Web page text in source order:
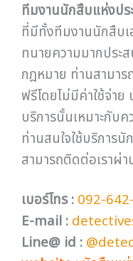
ทีมงานนักสืบแห่งปร
ที่มีทั้งทีมงานนักสืบ
ทนายความมากประ
กฎหมาย ท่านสามา
ฟรีโดยไม่มีค่าใช้จ่าย
บริการนั้นเหมาะกับ
ท่านสนใจใช้บริการ
สามารถติดต่อเราผ่
เบอร์โทร : 092-
E-mail :
Line@ id :